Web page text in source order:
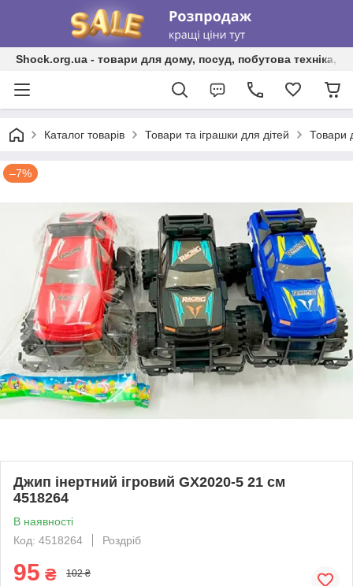
Shock.org.ua - товари для дому, посуд, побутова техніка,
Каталог товарів Товари та іграшки для дітей Товари
–7%
Джип інертний ігровий GX2020-5 21 см
4518264
В наявності
Код: 4518264
Роздріб
95 ₴ 102 ₴